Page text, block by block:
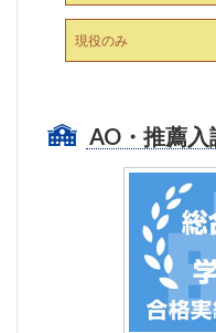
現役のみ
AO・推薦入